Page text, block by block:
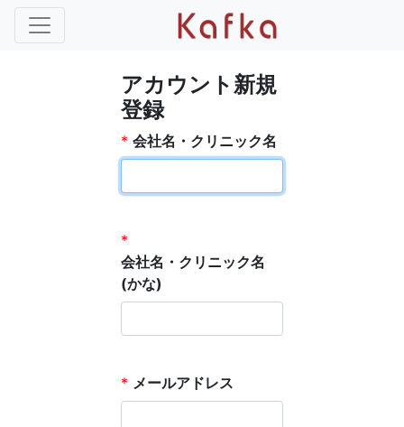
アカウント新規
登録
* 会社名・クリニック名
*
会社名・クリニック名
(かな)
* メールアドレス